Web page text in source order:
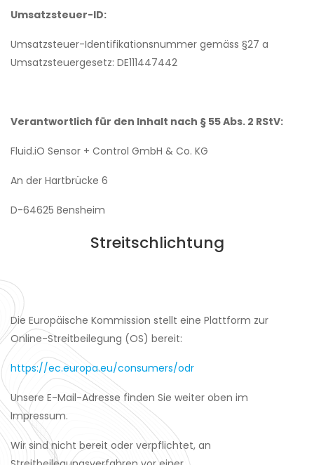
Umsatzsteuer-ID:
Umsatzsteuer-Identifikationsnummer gemäss §27 a
Umsatzsteuergesetz: DE111447442
Verantwortlich für den Inhalt nach § 55 Abs. 2 RStV:
Fluid.iO Sensor + Control GmbH & Co. KG
An der Hartbrücke 6
D-64625 Bensheim
Streitschlichtung
Die Europäische Kommission stellt eine Plattform zur
Online-Streitbeilegung (OS) bereit:
https://ec.europa.eu/consumers/odr
Unsere E-Mail-Adresse finden Sie weiter oben im
Impressum.
Wir sind nicht bereit oder verpflichtet, an